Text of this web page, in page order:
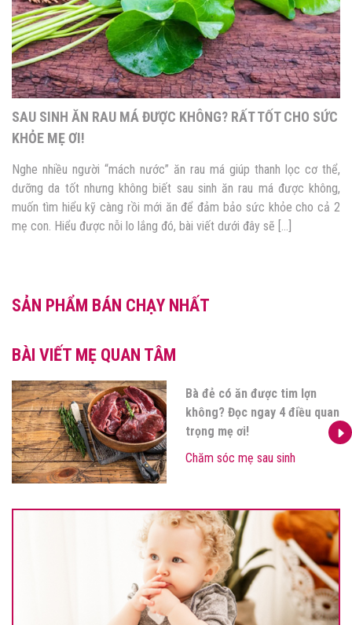
SAU SINH ĂN RAU MÁ ĐƯỢC KHÔNG? RẤT TỐT CHO SỨC
KHỎE MẸ ƠI!
Nghe nhiều người “mách nước” ăn rau má giúp thanh lọc cơ thể,
dưỡng da tốt nhưng không biết sau sinh ăn rau má được không,
muốn tìm hiểu kỹ càng rồi mới ăn để đảm bảo sức khỏe cho cả 2
mẹ con. Hiểu được nỗi lo lắng đó, bài viết dưới đây sẽ […]
SẢN PHẨM BÁN CHẠY NHẤT
BÀI VIẾT MẸ QUAN TÂM
Bà đẻ có ăn được tim lợn
không? Đọc ngay 4 điều quan
trọng mẹ ơi!
Chăm sóc mẹ sau sinh